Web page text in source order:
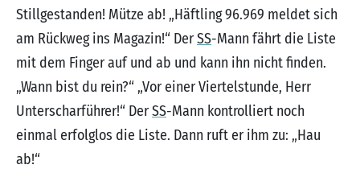
Stillgestanden! Mütze ab! „Häftling 96.969 meldet sich
am Rückweg ins Magazin!“ DerSS-Mann fährt die Liste
mit dem Finger auf und ab und kann ihn nicht finden.
„Wann bist du rein?“ „Vor einer Viertelstunde, Herr
Unterscharführer!“ DerSS-Mann kontrolliert noch
einmal erfolglos die Liste. Dann ruft er ihm zu: „Hau
ab!“